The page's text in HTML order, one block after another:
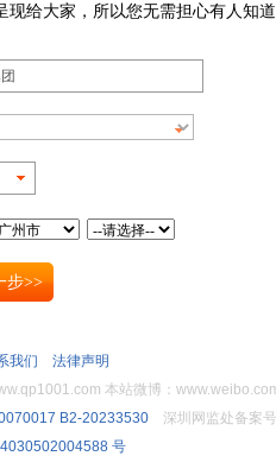
给大家，所以您无需担心有人知道
我们
法律声明
本站微博：
B2-20233530深圳网监处备案
号